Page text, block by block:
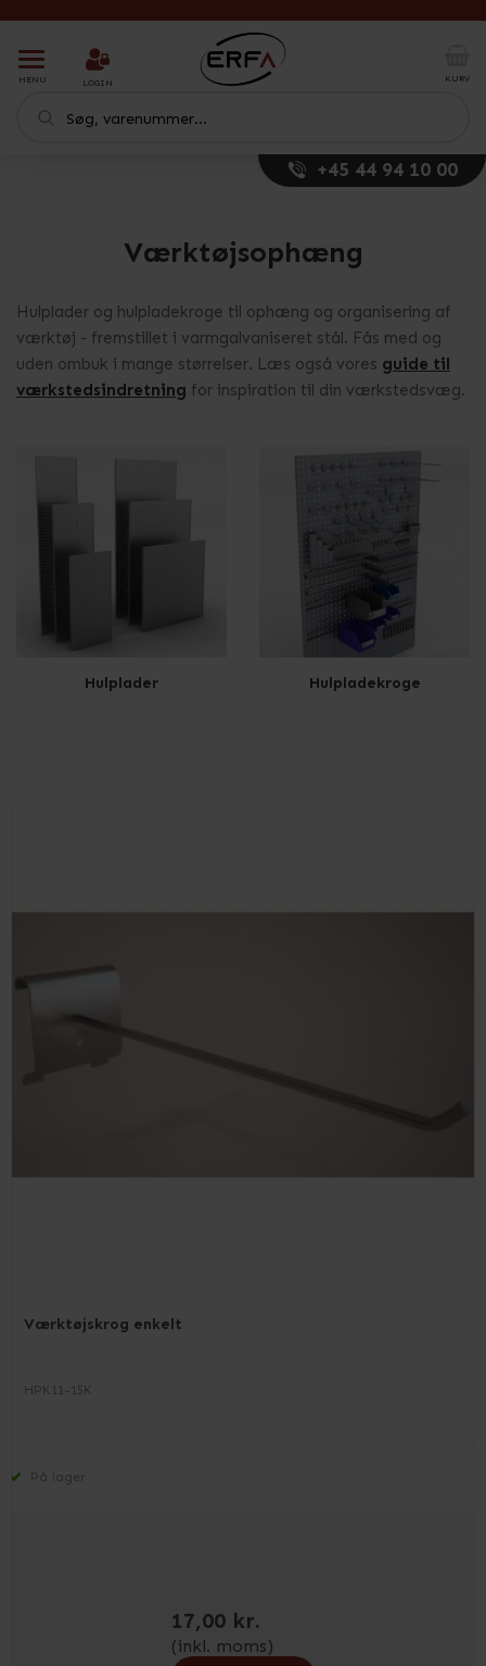
T
o
g
t
o
n
MENU LOGIN
+45 44 94 10 00
KURV
Værktøjsophæng
Hulplader og hulpladekroge til ophæng og organisering af
værktøj - fremstillet i varmgalvaniseret stål. Fås med og
uden ombuk i mange størrelser. Læs også vores guide til
værkstedsindretning for inspiration til din værkstedsvæg.
Hulplader Hulpladekroge
Værktøjskrog enkelt
HPK11-15K
På lager
17,00 kr.
(inkl. moms)